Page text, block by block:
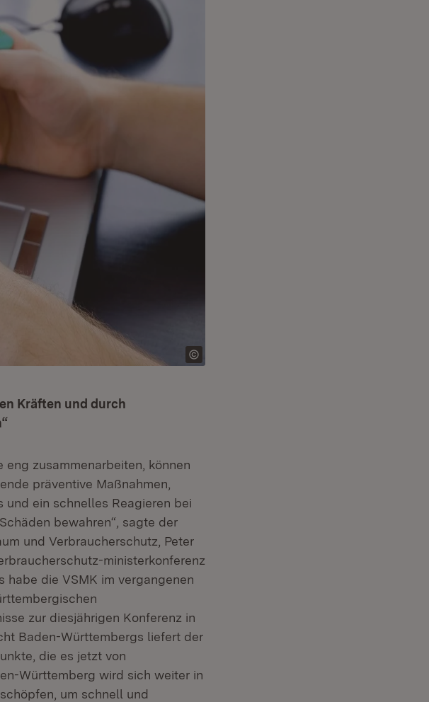
Kräften und durch
eng zusammenarbeiten, können
präventive Maßnahmen,
und ein schnelles Reagieren bei
bewahren“, sagte der
und Verbraucherschutz, Peter
ministerkonferenz
habe die VSMK im vergangenen
zur diesjährigen Konferenz in
Baden-Württembergs liefert der
die es jetzt von
Württemberg wird sich weiter in
um schnell und